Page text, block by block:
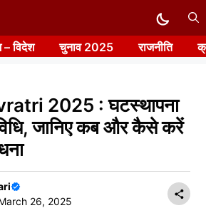
– विदेश चुनाव 2025 राजनीति
2025 : घटस्थापना
जानिए कब और कैसे करें
26, 2025